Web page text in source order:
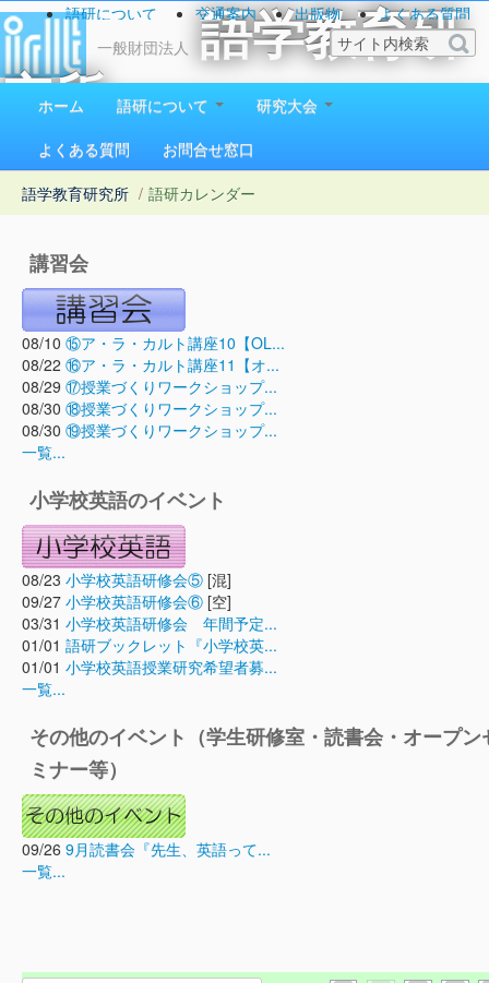
一般財団法人
語学教育研
究所
1923（大正12）年創立
語研について 交通案内 出版物
よくある質問
お問い合わせ
ホーム 語研について
研究大会
よくある質問
お問合せ窓口
語学教育研究所 / 語研カレンダー
講習会
08/10 ⑮ア・ラ・カルト講座10【OL...
08/22 ⑯ア・ラ・カルト講座11【オ...
08/29 ⑰授業づくりワークショップ...
08/30 ⑱授業づくりワークショップ...
08/30 ⑲授業づくりワークショップ...
一覧...
小学校英語のイベント
08/23 小学校英語研修会⑤ [混]
09/27 小学校英語研修会⑥ [空]
03/31 小学校英語研修会 年間予定...
01/01 語研ブックレット『小学校英...
01/01 小学校英語授業研究希望者募...
一覧...
その他のイベント（学生研修室・読書会・オープン
ミナー等）
09/26 9月読書会『先生、英語って...
一覧...